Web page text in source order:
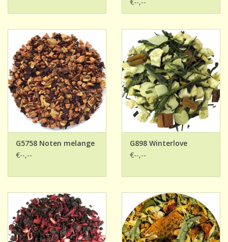
G5758 Noten melange
€--,--
G898 Winterlove
€--,--